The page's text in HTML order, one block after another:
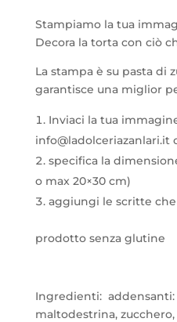
Stampiamo la tua
Decora la torta con ciò
La stampa è su pasta di
garantisce una miglior
Inviaci la tua
info@ladolceriazanlari.it
specifica la
o max 20×30 cm)
aggiungi le scritte
prodotto senza glutine
Ingredienti: addensanti:
maltodestrina,